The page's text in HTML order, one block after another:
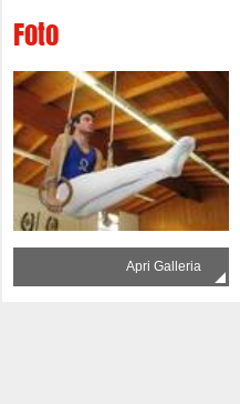
Foto
Apri Galleria